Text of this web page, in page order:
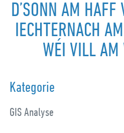
D’SONN AM
IECHTERNACH
WÉI VILL AM
Kategorie
GIS Analyse